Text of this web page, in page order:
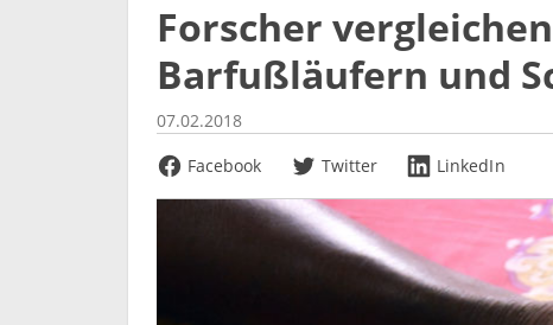
Forscher
Barfußläufern und
07.02.2018
Facebook
Twitter LinkedIn